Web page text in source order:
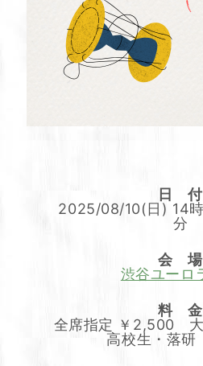
日 付
2025/08/10(日) 14
分
会 場
渋谷ユーロ
料 金
全席指定 ￥2,500
高校生・落研